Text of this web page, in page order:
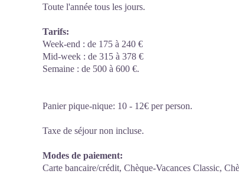
Toute l'année tous les jours.
Tarifs:
Week-end : de 175 à 240 €
Mid-week : de 315 à 378 €
Semaine : de 500 à 600 €.
Panier pique-nique: 10 - 12€ per person.
Taxe de séjour non incluse.
Modes de paiement:
Carte bancaire/crédit, Chèque-Vacances Classic,